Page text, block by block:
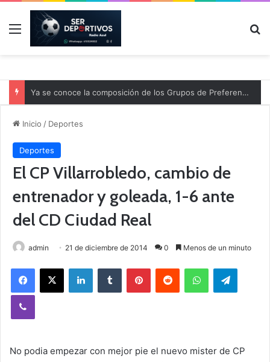
Menú
Ya se conoce la composición de los Grupos de Preferente y el calendario
Inicio / Deportes
Deportes
El CP Villarrobledo, cambio de
entrenador y goleada, 1-6 ante
del CD Ciudad Real
admin 21 de diciembre de 2014 0 Menos de un minuto
No podia empezar con mejor pie el nuevo mister de CP